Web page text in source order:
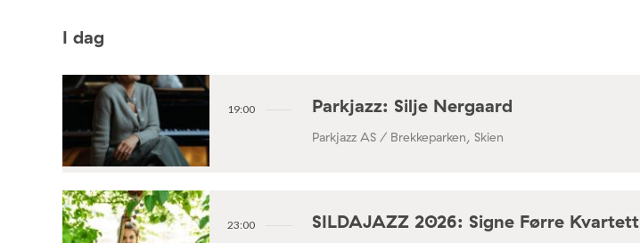
I dag
19:00 Parkjazz: Silje Nergaard
Parkjazz AS / Brekkeparken, Skien
23:00 SILDAJAZZ 2026: Signe Førre Kvartett